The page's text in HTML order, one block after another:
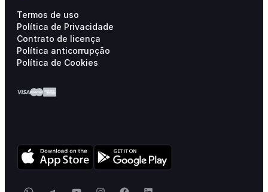
Termos de uso
Política de Privacidade
Contrato de licença
Política anticorrupção
Política de Cookies